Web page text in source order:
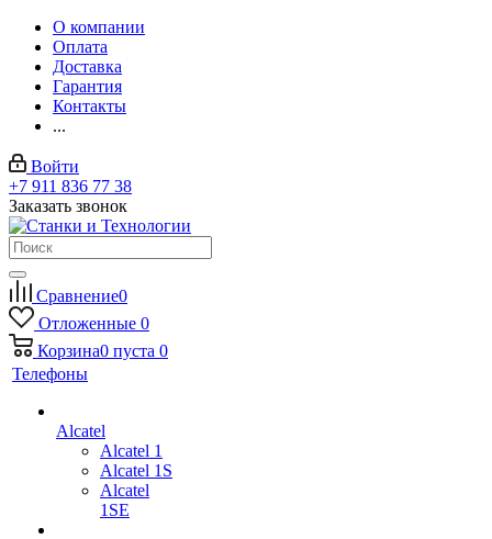
О компании
Оплата
Доставка
Гарантия
Контакты
...
Войти
+7 911 836 77 38
Заказать звонок
Сравнение0
Отложенные 0
Корзина0 пуста 0
Телефоны
Alcatel
Alcatel 1
Alcatel 1S
Alcatel
1SE